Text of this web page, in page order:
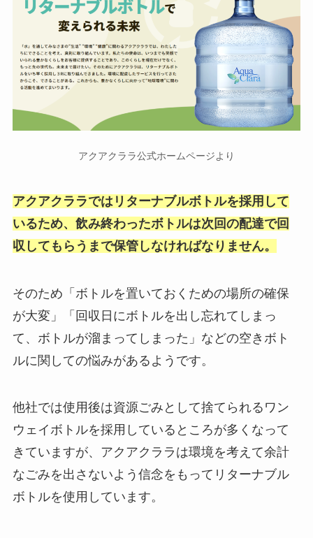
アクアクララ公式ホームページより
アクアクララではリターナブルボトルを採用して
いるため、飲み終わったボトルは次回の配達で回
収してもらうまで保管しなければなりません。
そのため「ボトルを置いておくための場所の確保
が大変」「回収日にボトルを出し忘れてしまっ
て、ボトルが溜まってしまった」などの空きボト
ルに関しての悩みがあるようです。
他社では使用後は資源ごみとして捨てられるワン
ウェイボトルを採用しているところが多くなって
きていますが、アクアクララは環境を考えて余計
なごみを出さないよう信念をもってリターナブル
ボトルを使用しています。